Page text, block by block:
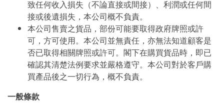
致任何收入損失（不論直接或間接）、利潤或任何間
接或後遺損失，本公司概不負責。
本公司售賣之貨品，部份可能要取得政府牌照或許
可，方可使用。本公司並無責任，亦無法知道顧客是
否已取得相關牌照或許可。閣下在購買貨品時，即已
確認其清楚法例要求並嚴格遵守。本公司對於客戶購
買產品後之一切行為，概不負責。
一般條款